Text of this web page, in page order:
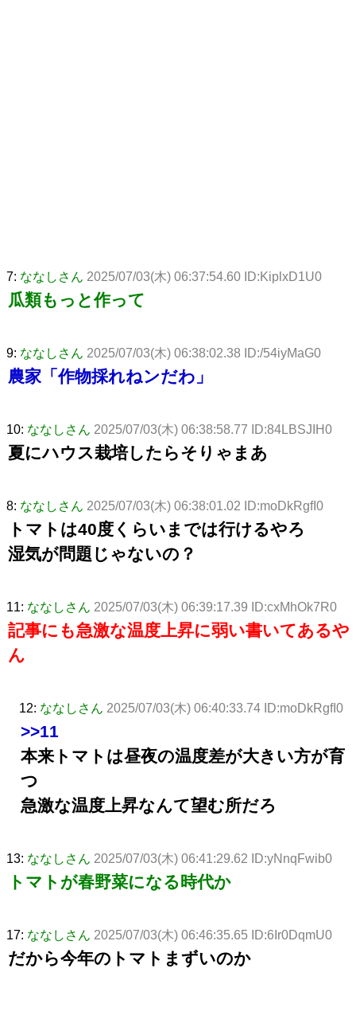
7: ななしさん 2025/07/03(木) 06:37:54.60 ID:KiplxD1U0
瓜類もっと作って
9: ななしさん 2025/07/03(木) 06:38:02.38 ID:/54iyMaG0
農家「作物採れねンだわ」
10: ななしさん 2025/07/03(木) 06:38:58.77 ID:84LBSJIH0
夏にハウス栽培したらそりゃまあ
8: ななしさん 2025/07/03(木) 06:38:01.02 ID:moDkRgfI0
トマトは40度くらいまでは行けるやろ
湿気が問題じゃないの？
11: ななしさん 2025/07/03(木) 06:39:17.39 ID:cxMhOk7R0
記事にも急激な温度上昇に弱い書いてあるや
ん
12: ななしさん 2025/07/03(木) 06:40:33.74 ID:moDkRgfI0
>>11
本来トマトは昼夜の温度差が大きい方が育
つ
急激な温度上昇なんて望む所だろ
13: ななしさん 2025/07/03(木) 06:41:29.62 ID:yNnqFwib0
トマトが春野菜になる時代か
17: ななしさん 2025/07/03(木) 06:46:35.65 ID:6Ir0DqmU0
だから今年のトマトまずいのか